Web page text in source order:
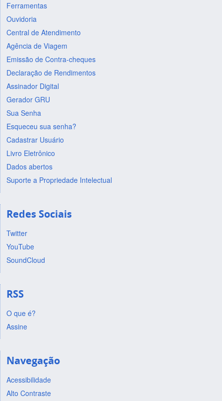
Ferramentas
Ouvidoria
Central de Atendimento
Agência de Viagem
Emissão de Contra-cheques
Declaração de Rendimentos
Assinador Digital
Gerador GRU
Sua Senha
Esqueceu sua senha?
Cadastrar Usuário
Livro Eletrônico
Dados abertos
Suporte a Propriedade Intelectual
Redes Sociais
Twitter
YouTube
SoundCloud
RSS
O que é?
Assine
Navegação
Acessibilidade
Alto Contraste